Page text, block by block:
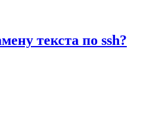
текста по ssh?